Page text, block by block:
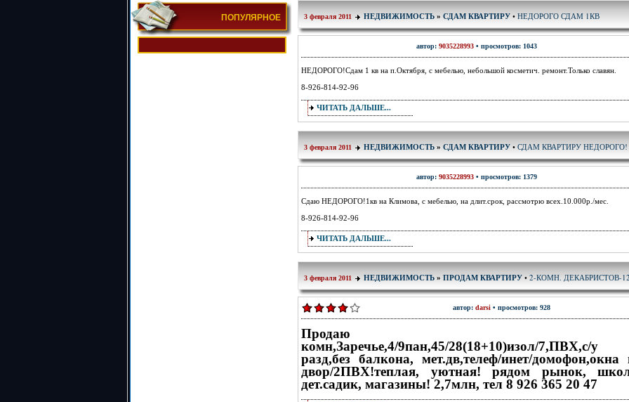
ПОПУЛЯРНОЕ 3 февраля 2011 НЕДВИЖИМОСТЬ » СДАМ КВАРТИРУ • НЕДОРОГО СДАМ 1КВ
автор: 9035228993 • просмотров: 1043
НЕДОРОГО!Сдам 1 кв на п.Октября, с мебелью, небольшой косметич. ремонт.Только славян.
8-926-814-92-96
ЧИТАТЬ ДАЛЬШЕ...
3 февраля 2011 НЕДВИЖИМОСТЬ » СДАМ КВАРТИРУ • СДАМ КВАРТИРУ НЕДОРОГО!
автор: 9035228993 • просмотров: 1379
Сдаю НЕДОРОГО!1кв на Климова, с мебелью, на длит.срок, рассмотрю всех.10.000р./мес.
8-926-814-92-96
ЧИТАТЬ ДАЛЬШЕ...
3 февраля 2011 НЕДВИЖИМОСТЬ » ПРОДАМ КВАРТИРУ • 2-КОМН. ДЕКАБРИСТОВ-
автор: darsi• просмотров: 928
Продаю
комн,Заречье,4/9пан,45/28(18+10)изол/7,ПВХ,с/у
разд,без балкона, мет.дв,телеф/инет/домофон,окна
двор/2ПВХ!теплая, уютная! рядом рынок,
дет.садик, магазины! 2,7млн, тел 8 926 365 20 47